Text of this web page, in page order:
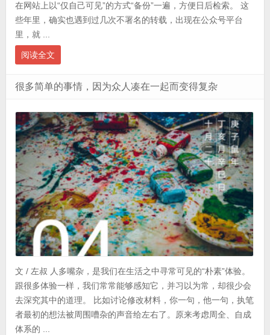
在网站上以“仅自己可见”的方式“备份”一遍，方便日后检索。 这
些年里，确实也遇到过几次不署名的转载，出现在公众号平台
里，就 ...
阅读全文
很多简单的事情，因为众人凑在一起而变得复杂
文 / 左叔 人多嘴杂，是我们在生活之中寻常可见的“朴素”体验。
跟很多体验一样，我们常常能够感知它，并习以为常，却很少会
去深究其中的道理。 比如讨论修改材料，你一句，他一句，执笔
者最初的想法被周围嘈杂的声音给左右了。原来考虑周全、自成
体系的 ...